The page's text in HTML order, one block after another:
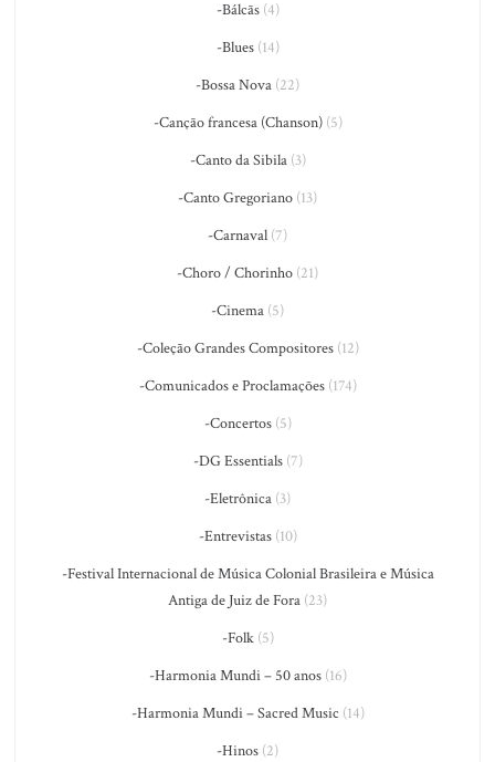
-Bálcãs(4)
-Blues(14)
-Bossa Nova (22)
-Canção francesa (Chanson)(5)
-Canto da Sibila(3)
-Canto Gregoriano (13)
-Carnaval (7)
-Choro / Chorinho (21)
-Cinema (5)
-Coleção Grandes Compositores(12)
-Comunicados e Proclamações(174)
-Concertos(5)
-DG Essentials(7)
-Eletrônica (3)
-Entrevistas(10)
-Festival Internacional de Música Colonial Brasileira e Música
Antiga de Juiz de Fora (23)
-Folk(5)
-Harmonia Mundi – 50 anos(16)
-Harmonia Mundi – Sacred Music (14)
-Hinos (2)